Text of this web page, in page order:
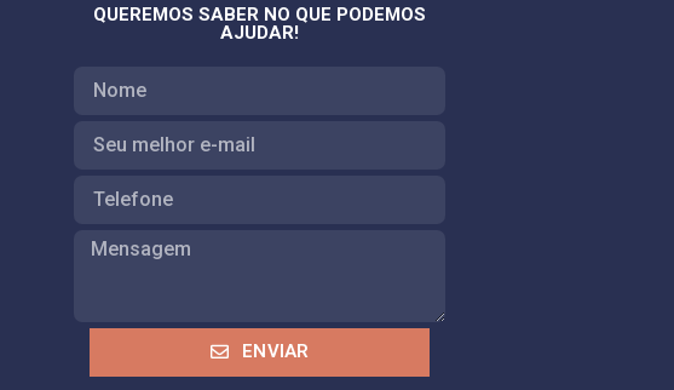
QUEREMOS SABER NO QUE PODEMOS
AJUDAR!
ENVIAR